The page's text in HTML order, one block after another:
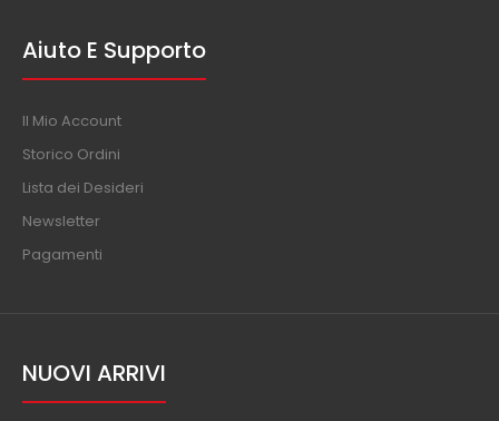
Aiuto E Supporto
Il Mio Account
Storico Ordini
Lista dei Desideri
Newsletter
Pagamenti
NUOVI ARRIVI